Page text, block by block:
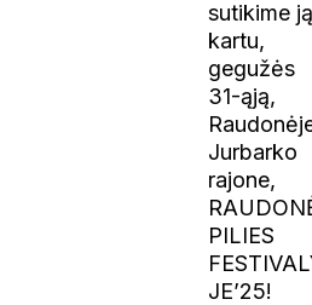
sutikime ją
kartu,
gegužės
31-ąją,
Jurbarko
rajone,
PILIES
JE’25!